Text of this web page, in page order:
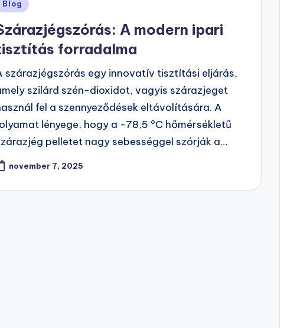
Blog
A modern ipari
forradalma
szárazjégszórás egy innovatív tisztítási eljárás,
szilárd szén-dioxidot, vagyis szárazjeget
fel a szennyeződések eltávolítására. A
lényege, hogy a -78,5 °C hőmérsékletű
pelletet nagy sebességgel szórják a…
november 7, 2025